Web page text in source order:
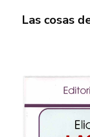
Las cosas